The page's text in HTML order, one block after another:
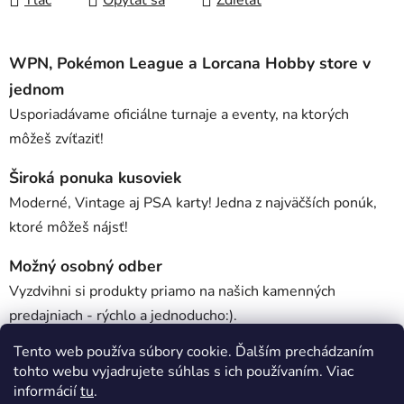
Tento web používa súbory cookie. Ďalším prechádzaním
tohto webu vyjadrujete súhlas s ich používaním. Viac
informáciítu.
WPN, Pokémon League a Lorcana Hobby store v
jednom
Usporiadávame oficiálne turnaje a eventy, na ktorých
môžeš zvíťaziť!
Široká ponuka kusoviek
Moderné, Vintage aj PSA karty! Jedna z najväčších ponúk,
ktoré môžeš nájsť!
Možný osobný odber
Vyzdvihni si produkty priamo na našich kamenných
predajniach - rýchlo a jednoducho:).
Popis